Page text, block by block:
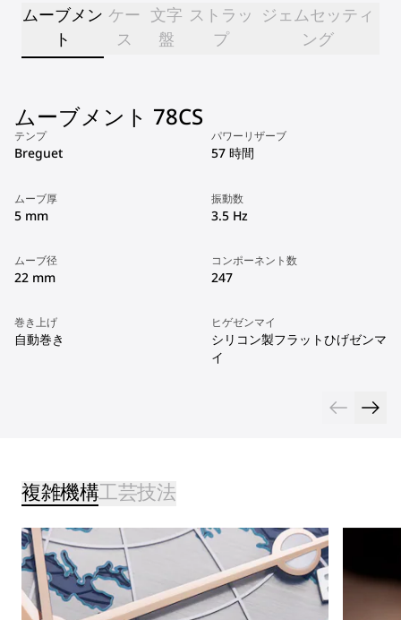
ムーブメン
ト
ケー
ス
文字
盤
ストラッ
プ
ジェムセッティ
ング
ムーブメント 78CS
テンプ
Breguet
パワーリザーブ
57 時間
ムーブ厚
5 mm
振動数
3.5 Hz
ムーブ径
22 mm
コンポーネント数
247
巻き上げ
自動巻き
ヒゲゼンマイ
シリコン製フラットひげゼンマ
イ
複雑機構工芸技法